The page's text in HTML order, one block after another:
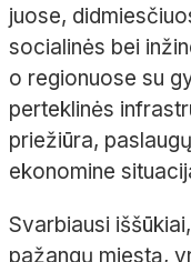
juose,
socialinės bei
o regionuose su
perteklinės
priežiūra,
ekonomine
Svarbiausi
pažangų miestą,